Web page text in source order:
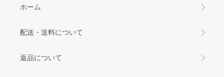
ホーム
配送・送料について
返品について